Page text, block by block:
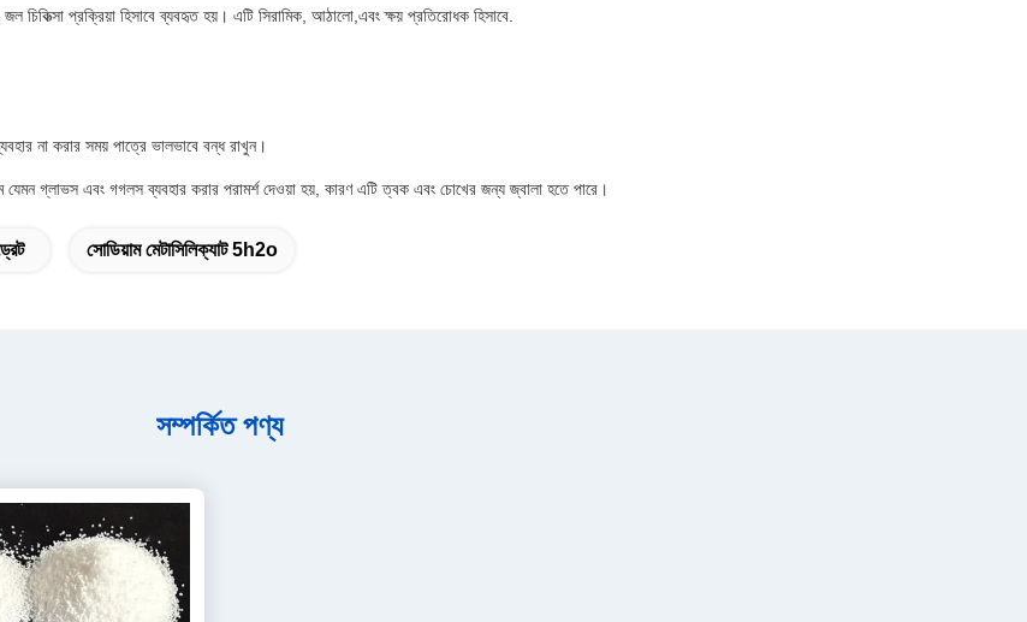
জল চিকিত্সা প্রক্রিয়া হিসাবে ব্যবহৃত হয়। এটি সিরামিক, আঠালো,এবং ক্ষয় প্রতিরোধক হিসাবে.
না করার সময় পাত্রে ভালভাবে বন্ধ রাখুন।
যেমন গ্লাভস এবং গগলস ব্যবহার করার পরামর্শ দেওয়া হয়, কারণ এটি ত্বক এবং চোখের জন্য জ্বালা হতে পারে।
সোডিয়াম মেটাসিলিক্যাট 5h2o
সম্পর্কিত পণ্য